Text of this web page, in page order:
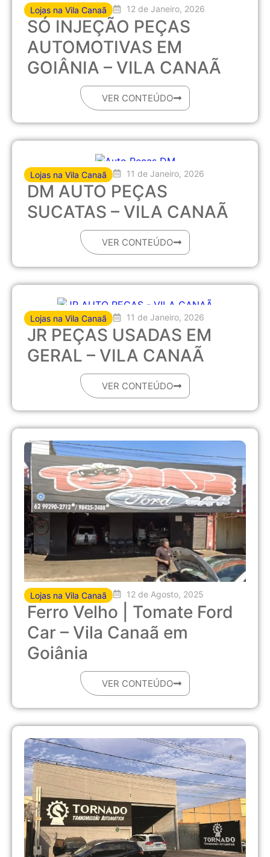
Lojas na Vila Canaã 12 de Janeiro, 2026
SÓ INJEÇÃO PEÇAS
AUTOMOTIVAS EM
GOIÂNIA – VILA CANAÃ
VER CONTEÚDO
Lojas na Vila Canaã 11 de Janeiro, 2026
DM AUTO PEÇAS
SUCATAS – VILA CANAÃ
VER CONTEÚDO
Lojas na Vila Canaã 11 de Janeiro, 2026
JR PEÇAS USADAS EM
GERAL – VILA CANAÃ
VER CONTEÚDO
Lojas na Vila Canaã 12 de Agosto, 2025
Ferro Velho | Tomate Ford
Car – Vila Canaã em
Goiânia
VER CONTEÚDO